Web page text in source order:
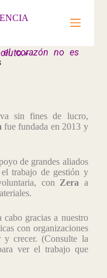
en absoluto.»
sin fines de lucro,
fue fundada en 2013 y
de grandes aliados
trabajo de gestión y
con Zera a
cabo gracias a nuestro
con organizaciones
y crecer. (Consulte la
ver el trabajo que